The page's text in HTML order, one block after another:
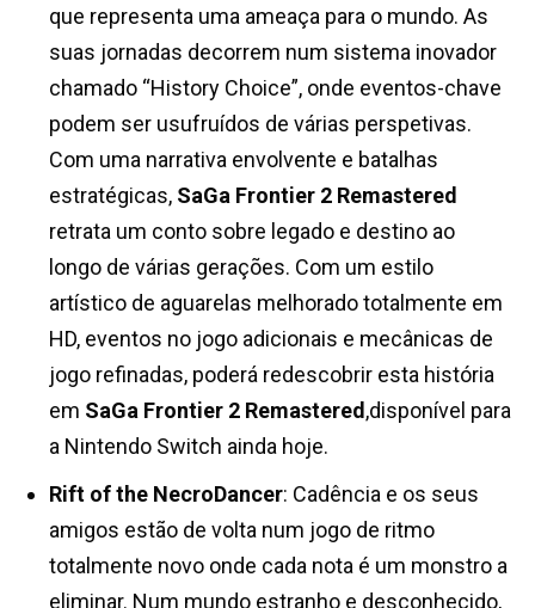
que representa uma ameaça para o mundo. As
suas jornadas decorrem num sistema inovador
chamado “History Choice”, onde eventos-chave
podem ser usufruídos de várias perspetivas.
Com uma narrativa envolvente e batalhas
estratégicas, SaGa Frontier 2 Remastered
retrata um conto sobre legado e destino ao
longo de várias gerações. Com um estilo
artístico de aguarelas melhorado totalmente em
HD, eventos no jogo adicionais e mecânicas de
jogo refinadas, poderá redescobrir esta história
em SaGa Frontier 2 Remastered,disponível para
a Nintendo Switch ainda hoje.
Rift of the NecroDancer: Cadência e os seus
amigos estão de volta num jogo de ritmo
totalmente novo onde cada nota é um monstro a
eliminar. Num mundo estranho e desconhecido,